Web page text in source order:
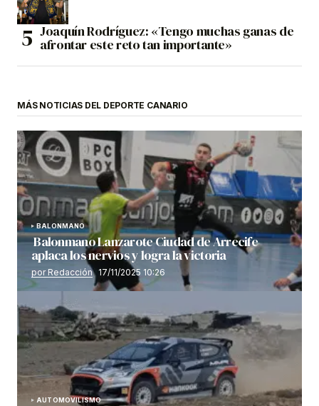
Joaquín Rodríguez: «Tengo muchas ganas de
afrontar este reto tan importante»
MÁS NOTICIAS DEL DEPORTE CANARIO
BALONMANO
Balonmano Lanzarote Ciudad de Arrecife
aplaca los nervios y logra la victoria
por Redacción 17/11/2025 10:26
AUTOMOVILISMO